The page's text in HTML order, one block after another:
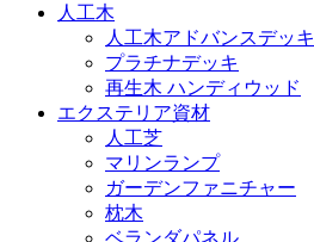
人工木
人工木アドバンスデッキ
プラチナデッキ
再生木 ハンディウッド
エクステリア資材
人工芝
マリンランプ
ガーデンファニチャー
枕木
ベランダパネル